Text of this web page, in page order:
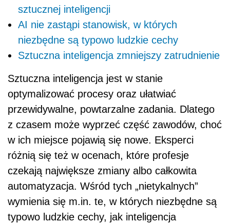
sztucznej inteligencji
AI nie zastąpi stanowisk, w których
niezbędne są typowo ludzkie cechy
Sztuczna inteligencja zmniejszy zatrudnienie
Sztuczna inteligencja jest w stanie
optymalizować procesy oraz ułatwiać
przewidywalne, powtarzalne zadania. Dlatego
z czasem może wyprzeć część zawodów, choć
w ich miejsce pojawią się nowe. Eksperci
różnią się też w ocenach, które profesje
czekają największe zmiany albo całkowita
automatyzacja. Wśród tych „nietykalnych”
wymienia się m.in. te, w których niezbędne są
typowo ludzkie cechy, jak inteligencja